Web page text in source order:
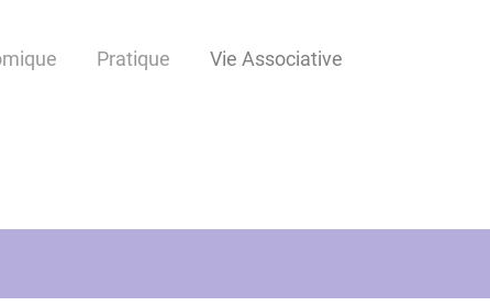
Pratique Vie Associative